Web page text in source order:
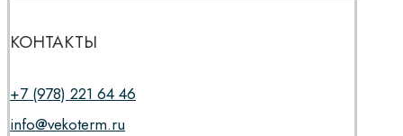
КОНТАКТЫ
+7 (978) 221 64 46
info@vekoterm.ru